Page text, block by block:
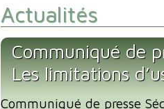
Actualités
Communiqué de
Les limitations
Communiqué de presse